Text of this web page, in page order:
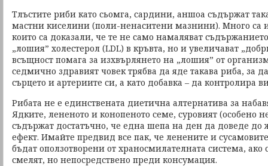
Тлъстите риби като сьомга, сардини, аншоа съдържат
мастни киселини (поли-ненаситени мазнини). Много са
които са доказали, че те не само намаляват
„лошия” холестерол (LDL) в кръвта, но и увеличават
всъщност помага за изхвърлянето на „лошия” от
седмично здравият човек трябва да яде такава риба, за
сърцето и артериите си, а като добавка – да контролира
Рибата не е единствената диетична алтернатива за
Ядките, лененото и конопеното семе, суровият (особено
съдържат достатъчно, че една шепа на ден да доведе до
ефект. Имайте предвид все пак, че ленените и
бъдат оползотворени от храносмилателната система, ако
смелят, но непосредствено преди консумация.